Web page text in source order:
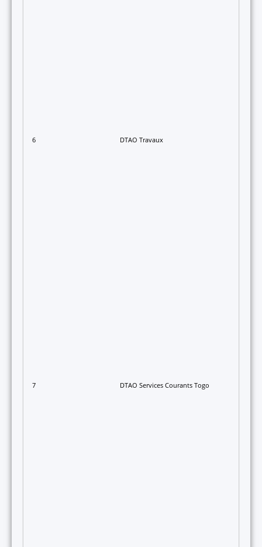
6 DTAO Travaux
7 DTAO Services Courants Togo